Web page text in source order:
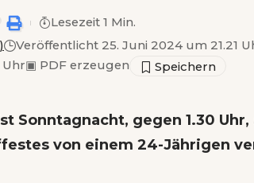
Veröffentlicht 25. Juni 2024 um 21.21
Uhr▣ PDF erzeugen
Lesezeit 1 Min.
Sonntagnacht, gegen 1.30
von einem 24-Jährigen